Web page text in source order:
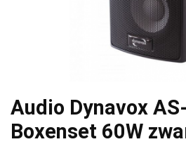
Audio Dynavox
Boxenset 60W